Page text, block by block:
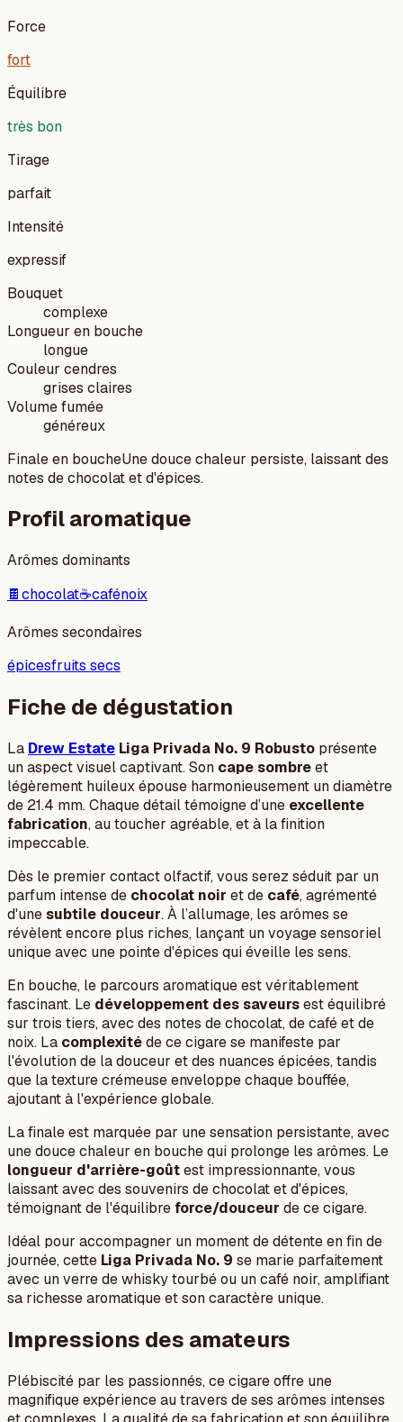
Force
fort
Équilibre
très bon
Tirage
parfait
Intensité
expressif
Bouquet
complexe
Longueur en bouche
longue
Couleur cendres
grises claires
Volume fumée
généreux
Finale en boucheUne douce chaleur persiste, laissant des
notes de chocolat et d'épices.
Profil aromatique
Arômes dominants
🍫chocolat☕cafénoix
Arômes secondaires
épicesfruits secs
Fiche de dégustation
La Drew Estate Liga Privada No. 9 Robusto présente
un aspect visuel captivant. Son cape sombreet
légèrement huileux épouse harmonieusement un diamètre
de 21.4 mm. Chaque détail témoigne d’une excellente
fabrication, au toucher agréable, et à la finition
impeccable.
Dès le premier contact olfactif, vous serez séduit par un
parfum intense de chocolat noir et de café, agrémenté
d'unesubtile douceur. À l’allumage, les arômes se
révèlent encore plus riches, lançant un voyage sensoriel
unique avec une pointe d'épices qui éveille les sens.
En bouche, le parcours aromatique est véritablement
fascinant. Le développement des saveursest équilibré
sur trois tiers, avec des notes de chocolat, de café et de
noix. La complexitéde ce cigare se manifeste par
l'évolution de la douceur et des nuances épicées, tandis
que la texture crémeuse enveloppe chaque bouffée,
ajoutant à l'expérience globale.
La finale est marquée par une sensation persistante, avec
une douce chaleur en bouche qui prolonge les arômes. Le
longueur d'arrière-goûtest impressionnante, vous
laissant avec des souvenirs de chocolat et d'épices,
témoignant de l'équilibre force/douceur de ce cigare.
Idéal pour accompagner un moment de détente en fin de
journée, cette Liga Privada No. 9 se marie parfaitement
avec un verre de whisky tourbé ou un café noir, amplifiant
sa richesse aromatique et son caractère unique.
Impressions des amateurs
Plébiscité par les passionnés, ce cigare offre une
magnifique expérience au travers de ses arômes intenses